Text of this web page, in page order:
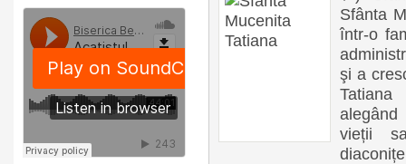
Sfânta
într-o
şi a
alegând
vieții